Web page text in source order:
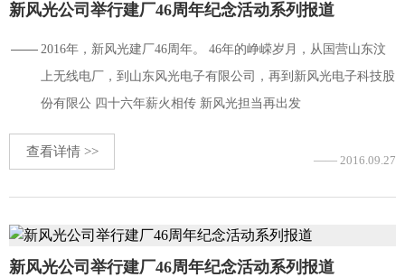
新风光公司举行建厂46周年纪念活动系列报道
2016年，新风光建厂46周年。 46年的峥嵘岁月，从国营山东汶
上无线电厂，到山东风光电子有限公司，再到新风光电子科技股
份有限公 四十六年薪火相传 新风光担当再出发
查看详情 >>
—— 2016.09.27
新风光公司举行建厂46周年纪念活动系列报道